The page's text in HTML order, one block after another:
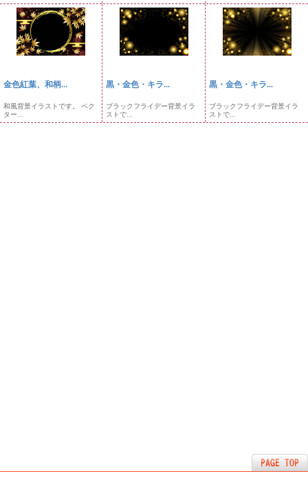
金色紅葉、和柄...
和風背景イラストです。 ベク
ター...
黒・金色・キラ...
ブラックフライデー背景イラ
ストで...
黒・金色・キラ...
ブラックフライデー背景イラ
ストで...